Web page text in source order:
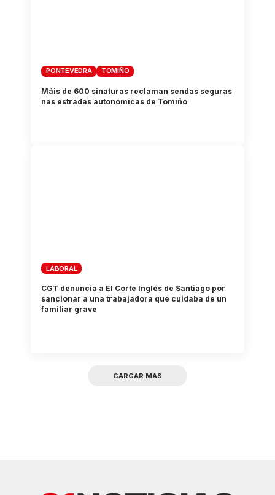
PONTEVEDRA TOMIÑO
Máis de 600 sinaturas reclaman sendas seguras
nas estradas autonómicas de Tomiño
LABORAL
CGT denuncia a El Corte Inglés de Santiago por
sancionar a una trabajadora que cuidaba de un
familiar grave
CARGAR MAS